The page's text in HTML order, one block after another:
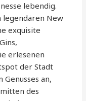
lebendig.
legendären New
exquisite
erlesenen
der Stadt
an,
des